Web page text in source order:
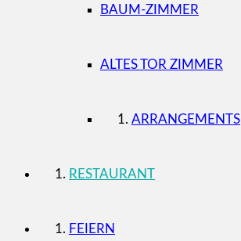
BAUM-ZIMMER
ALTES TOR ZIMMER
ARRANGEMENTS
RESTAURANT
FEIERN